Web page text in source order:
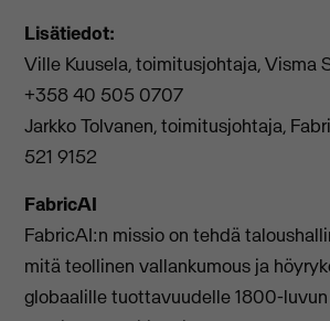
Lisätiedot:
Ville Kuusela, toimitusjohtaja, Visma
+358 40 505 0707
Jarkko Tolvanen, toimitusjohtaja,
521 9152
FabricAI
FabricAI:n missio on tehdä
mitä teollinen vallankumous ja
globaalille tuottavuudelle 1800-